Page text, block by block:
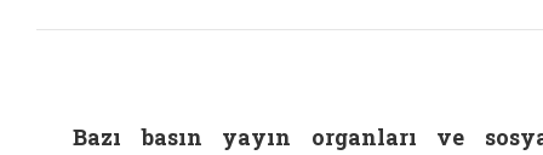
Bazı basın yayın organları ve